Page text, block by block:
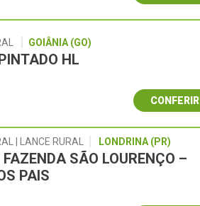
GOIÂNIA (GO)
HL
CONFERIR
| LANCE RURAL LONDRINA (PR)
SÃO LOURENÇO –
PAIS